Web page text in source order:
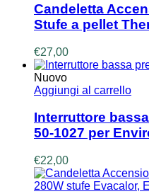
Candeletta
Stufe a pellet
€27,00
Nuovo
Aggiungi al carrello
Interruttore
50-1027 per
€22,00